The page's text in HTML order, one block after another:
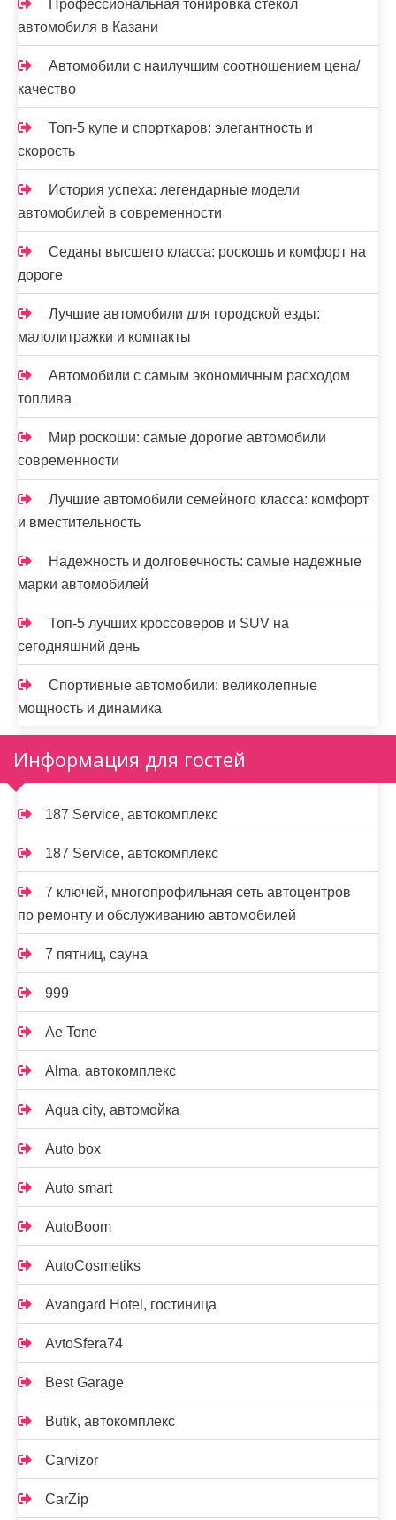
и
я
з
а
п
и
с
е
й
Профессиональная тонировка стекол
автомобиля в Казани
Автомобили с наилучшим соотношением цена/
качество
Топ-5 купе и спорткаров: элегантность и
скорость
История успеха: легендарные модели
автомобилей в современности
Седаны высшего класса: роскошь и комфорт на
дороге
Лучшие автомобили для городской езды:
малолитражки и компакты
Автомобили с самым экономичным расходом
топлива
Мир роскоши: самые дорогие автомобили
современности
Лучшие автомобили семейного класса: комфорт
и вместительность
Надежность и долговечность: самые надежные
марки автомобилей
Топ-5 лучших кроссоверов и SUV на
сегодняшний день
Спортивные автомобили: великолепные
мощность и динамика
Информация для гостей
187 Service, автокомплекс
187 Service, автокомплекс
7 ключей, многопрофильная сеть автоцентров
по ремонту и обслуживанию автомобилей
7 пятниц, сауна
999
Ae Tone
Alma, автокомплекс
Aqua city, автомойка
Auto box
Auto smart
AutoBoom
AutoCosmetiks
Avangard Hotel, гостиница
AvtoSfera74
Best Garage
Butik, автокомплекс
Carvizor
CarZip